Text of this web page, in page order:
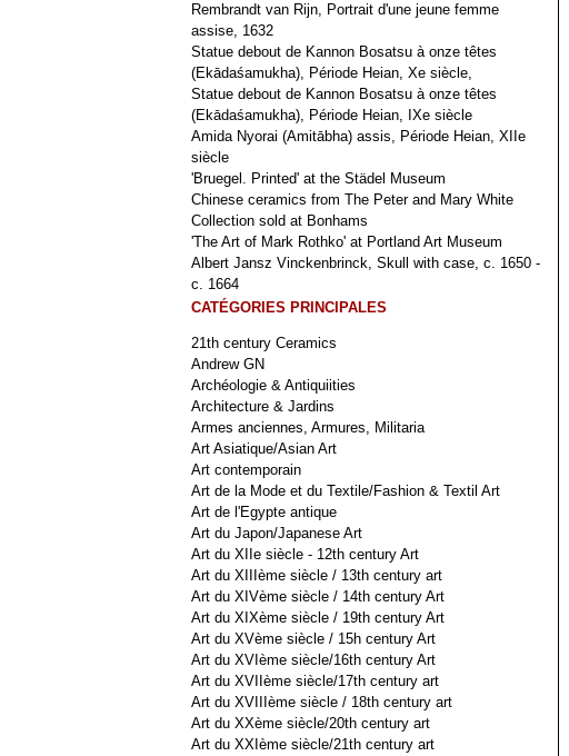
Rembrandt van Rijn, Portrait d'une jeune femme
assise, 1632
Statue debout de Kannon Bosatsu à onze têtes
(Ekādaśamukha), Période Heian, Xe siècle,
Statue debout de Kannon Bosatsu à onze têtes
(Ekādaśamukha), Période Heian, IXe siècle
Amida Nyorai (Amitābha) assis, Période Heian, XIIe
siècle
'Bruegel. Printed' at the Städel Museum
Chinese ceramics from The Peter and Mary White
Collection sold at Bonhams
'The Art of Mark Rothko' at Portland Art Museum
Albert Jansz Vinckenbrinck, Skull with case, c. 1650 -
c. 1664
CATÉGORIES PRINCIPALES
21th century Ceramics
Andrew GN
Archéologie & Antiquiities
Architecture & Jardins
Armes anciennes, Armures, Militaria
Art Asiatique/Asian Art
Art contemporain
Art de la Mode et du Textile/Fashion & Textil Art
Art de l'Egypte antique
Art du Japon/Japanese Art
Art du XIIe siècle - 12th century Art
Art du XIIIème siècle / 13th century art
Art du XIVème siècle / 14th century Art
Art du XIXème siècle / 19th century Art
Art du XVème siècle / 15h century Art
Art du XVIème siècle/16th century Art
Art du XVIIème siècle/17th century art
Art du XVIIIème siècle / 18th century art
Art du XXème siècle/20th century art
Art du XXIème siècle/21th century art